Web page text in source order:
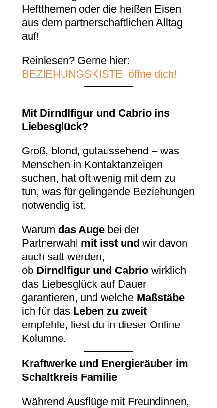
Heftthemen oder die heißen Eisen
aus dem partnerschaftlichen Alltag
auf!
Reinlesen? Gerne hier:
BEZIEHUNGSKISTE, öffne dich!
Mit Dirndlfigur und Cabrio ins
Liebesglück?
Groß, blond, gutaussehend – was
Menschen in Kontaktanzeigen
suchen, hat oft wenig mit dem zu
tun, was für gelingende Beziehungen
notwendig ist.
Warum das Augebei der
Partnerwahl mit isst und wir davon
auch satt werden,
ob Dirndlfigur und Cabriowirklich
das Liebesglück auf Dauer
garantieren, und welche Maßstäbe
ich für das Leben zu zweit
empfehle, liest du in dieser Online
Kolumne.
Kraftwerke und Energieräuber im
Schaltkreis Familie
Während Ausflüge mit Freundinnen,